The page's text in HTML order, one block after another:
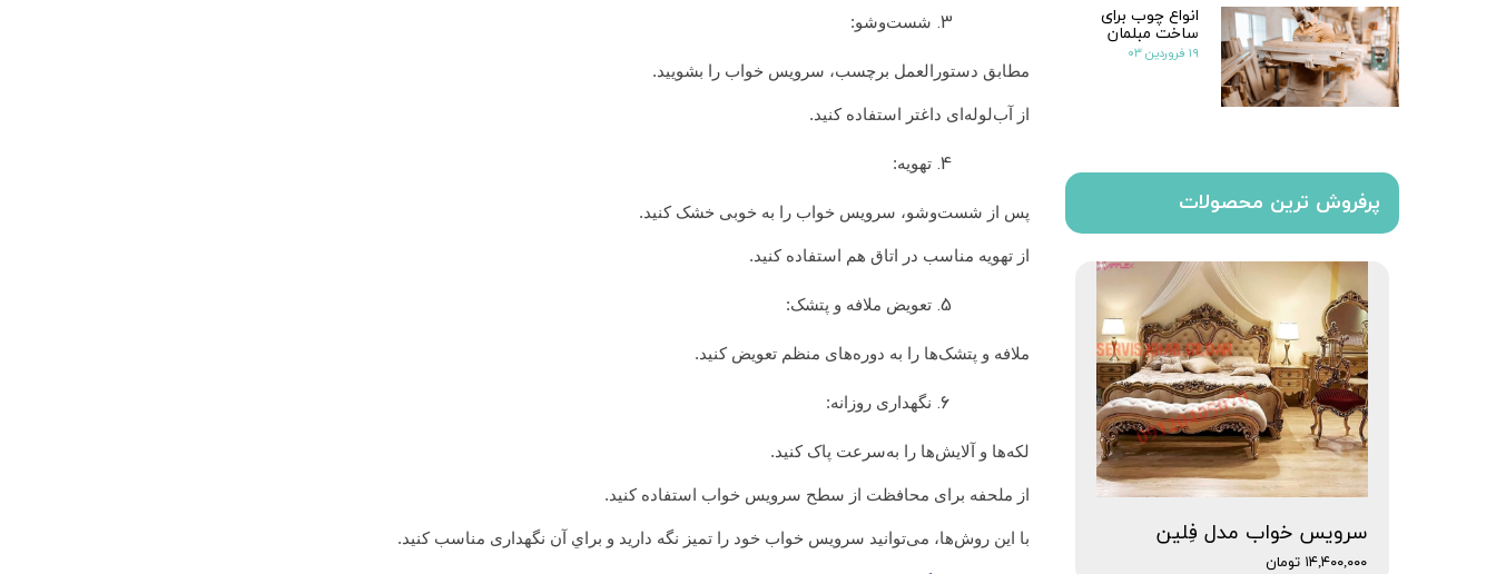
شست‌وشو:
مطابق دستورالعمل برچسب، سرویس خواب را بشویید.
از آب‌لوله‌ای داغتر استفاده کنید.
تهویه:
پس از شست‌وشو، سرویس خواب را به خوبی خشک کنید.
از تهویه مناسب در اتاق هم استفاده کنید.
تعویض ملافه و پتشک:
ملافه و پتشک‌ها را به دوره‌های منظم تعویض کنید.
نگهداری روزانه:
لکه‌ها و آلایش‌ها را به‌سرعت پاک کنید.
از ملحفه برای محافظت از سطح سرویس خواب استفاده کنید.
با این روش‌ها، می‌توانید سرویس خواب خود را تمیز نگه دارید و براي آن نگهداری مناسب کنید. سرویس خواب مدل فِلین
۱۴,۴۰۰,۰۰۰ تومان
پرفروش ترین محصولات
انواع چوب برای
ساخت مبلمان
۱۹ فروردین ۰۳